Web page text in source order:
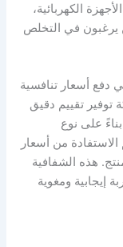
الكهربائية،
يرغبون في التخلص
دفع أسعار تنافسية
توفير تقييم دقيق
على نوع
من أسعار
هذه الشفافية
إيجابية ومغوية